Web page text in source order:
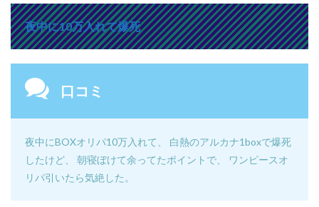
夜中に10万入れて爆死
口コミ
夜中にBOXオリパ10万入れて、 白熱のアルカナ1boxで爆死
したけど、 朝寝ぼけて余ってたポイントで、 ワンピースオ
リパ引いたら気絶 した。